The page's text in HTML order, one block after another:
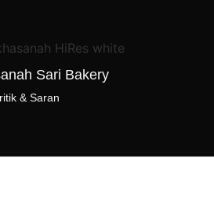
Sari Bakery
& Saran